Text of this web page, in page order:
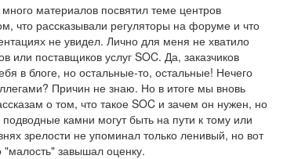
материалов посвятил теме центров
что рассказывали регуляторы на форуме и что
не увидел. Лично для меня не хватило
или поставщиков услуг SOC. Да, заказчиков
в блоге, но остальные-то, остальные! Нечего
Причин не знаю. Но в итоге мы вновь
о том, что такое SOC и зачем он нужен, но
камни могут быть на пути к тому или
зрелости не упоминал только ленивый, но вот
завышал оценку.